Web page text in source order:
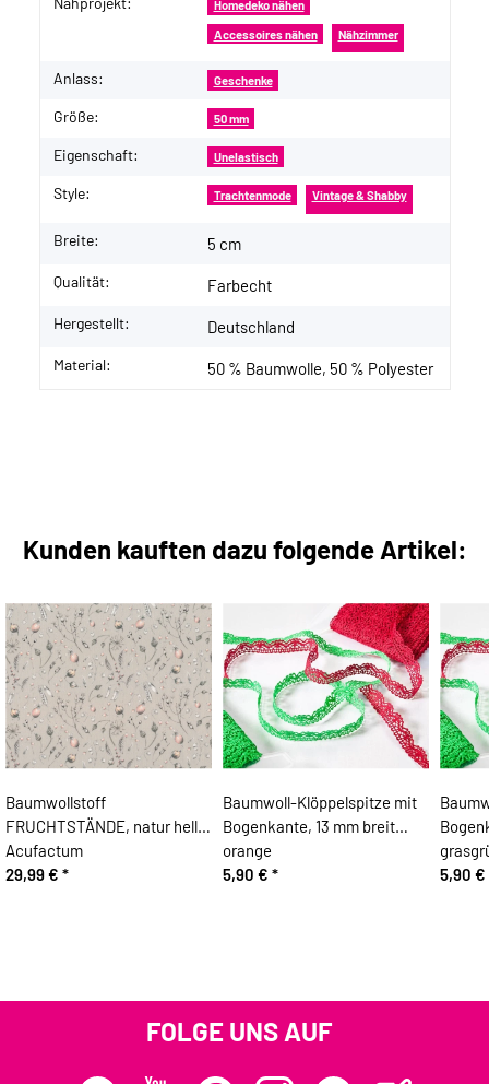
Produkteigenschaft
Wert Homedeko nähen
Accessoires nähen Nähzimmer
Anlass: Geschenke
Größe: 50 mm
Eigenschaft: Unelastisch
Style: Trachtenmode Vintage & Shabby
Breite: 5 cm
Qualität: Farbecht
Hergestellt: Deutschland
Material: 50 % Baumwolle, 50 % Polyester
Kunden kauften dazu folgende Artikel:
Baumwollstoff
FRUCHTSTÄNDE, natur hell,
Acufactum
29,99 € *
Baumwoll-Klöppelspitze mit
Bogenkante, 13 mm breit
orange
5,90 € *
5,90 €
FOLGE UNS AUF